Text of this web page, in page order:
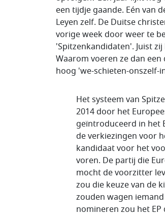
een tijdje gaande. Eén van
Leyen zelf. De Duitse
vorige week door weer te
'Spitzenkandidaten'. Juist
Waarom voeren ze dan
hoog 'we-schieten-onszelf-
Het systeem van
2014 door het
geïntroduceerd in het
de verkiezingen voor
kandidaat voor het
voren. De partij die
mocht de voorzitter
zou die keuze van de
zouden wagen
nomineren zou het